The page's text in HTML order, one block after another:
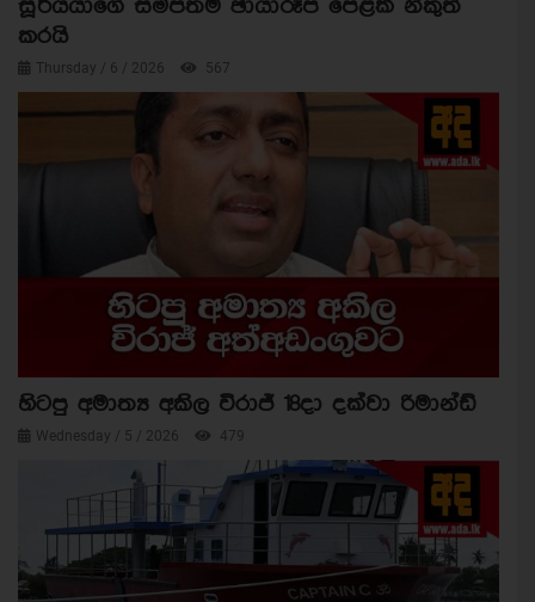
සූර්යයාගේ සමීපතම ඡායාරූප පෙළක් නිකුත්
කරයි
Thursday / 6 / 2026 567
හිටපු අමාත්‍ය අකිල විරාජ් 18දා දක්වා රිමාන්ඩ්
Wednesday / 5 / 2026 479